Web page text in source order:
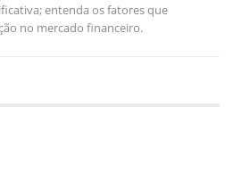
entenda os fatores que
no mercado financeiro.